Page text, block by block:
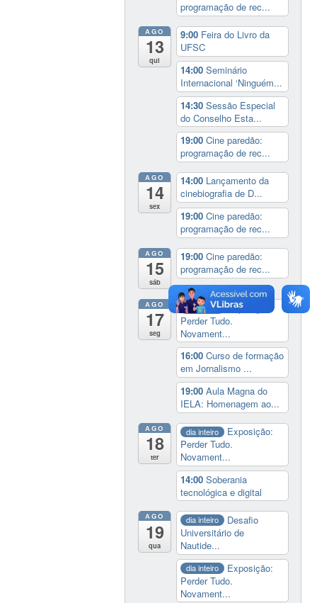
programação de rec...
AGO
13
qui
9:00 Feira do Livro da
UFSC
14:00Seminário
Internacional ‘Ninguém...
14:30Sessão Especial
do Conselho Esta...
19:00Cine paredão:
programação de rec...
AGO
14
sex
14:00 Lançamento da
cinebiografia de D...
19:00Cine paredão:
programação de rec...
AGO
15
sáb
19:00Cine paredão:
programação de rec...
AGO
17
seg
dia inteiro
Exposição:
Perder Tudo.
Novament...
16:00Curso de formação
em Jornalismo ...
19:00Aula Magna do
IELA: Homenagem ao...
AGO
18
ter
dia inteiro
Exposição:
Perder Tudo.
Novament...
14:00Soberania
tecnológica e digital
AGO
19
qua
dia inteiro
Desafio
Universitário de
Nautide...
dia inteiro
Exposição:
Perder Tudo.
Novament...